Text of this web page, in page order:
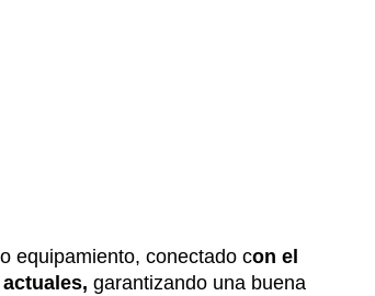
equipamiento, conectado con el
garantizando una buena